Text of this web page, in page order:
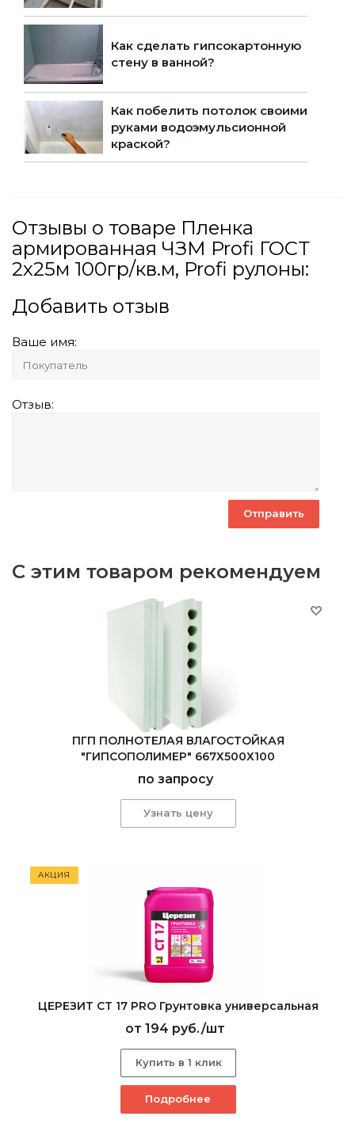
Как сделать гипсокартонную
стену в ванной?
Как побелить потолок своими
руками водоэмульсионной
краской?
Отзывы о товаре Пленка
армированная ЧЗМ Profi ГОСТ
2х25м 100гр/кв.м, Profi рулоны:
Добавить отзыв
Ваше имя:
Отзыв:
С этим товаром рекомендуем
ПГП ПОЛНОТЕЛАЯ ВЛАГОСТОЙКАЯ
"ГИПСОПОЛИМЕР" 667Х500Х100
по запросу
Узнать цену
АКЦИЯ
ЦЕРЕЗИТ CT 17 PRO Грунтовка универсальная
от 194 руб./шт
Купить в 1 клик
Подробнее